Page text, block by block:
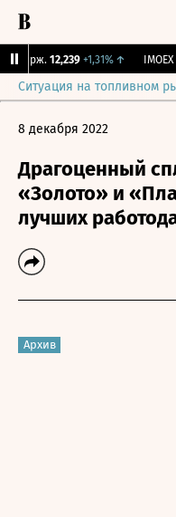
Бирж. 12,239 +1,31% ↑ IMOEX 2
Ситуация на топливном
8 декабря 2022
Драгоценный
«Золото» и
лучших
Архив